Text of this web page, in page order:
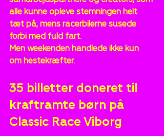
alle kunne opleve stemningen helt
tæt på, mens racerbilerne susede
forbi med fuld fart.
Men weekenden handlede ikke kun
om hestekræfter.
35 billetter doneret til
kraftramte børn på
Classic Race Viborg